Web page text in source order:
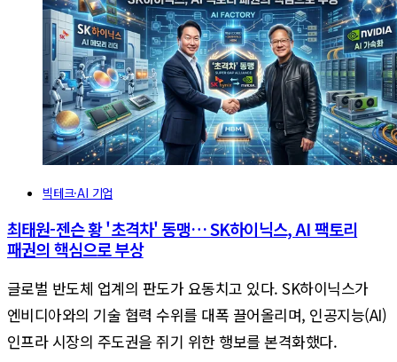
빅테크·AI 기업
최태원-젠슨 황 '초격차' 동맹… SK하이닉스, AI 팩토리
패권의 핵심으로 부상
글로벌 반도체 업계의 판도가 요동치고 있다. SK하이닉스가
엔비디아와의 기술 협력 수위를 대폭 끌어올리며, 인공지능(AI)
인프라 시장의 주도권을 쥐기 위한 행보를 본격화했다.